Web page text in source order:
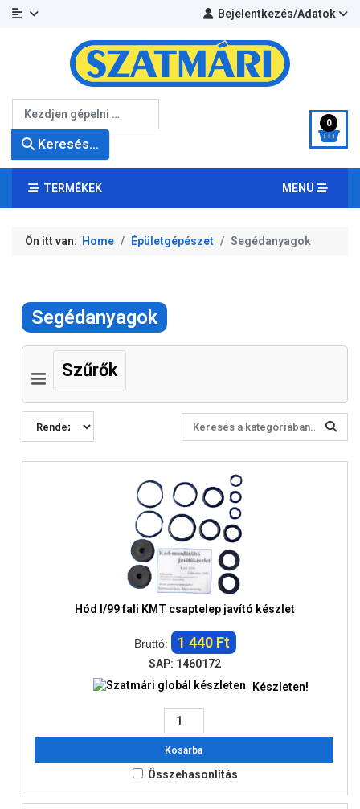
Bejelentkezés/Adatok
Keresés...
0
TERMÉKEK MENÜ
Ön itt van: Home Épületgépészet Segédanyagok
Segédanyagok
Szűrők
Hód l/99 fali KMT csaptelep javító készlet
Bruttó: 1 440 Ft
SAP: 1460172
Készleten!
Kosárba
Összehasonlítás